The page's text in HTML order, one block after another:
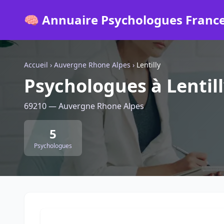
🧠 Annuaire Psychologues
Accueil › Auvergne Rhone Alpes › Lentilly
Psychologues à
69210 — Auvergne Rhone Alpes
5
Psychologues